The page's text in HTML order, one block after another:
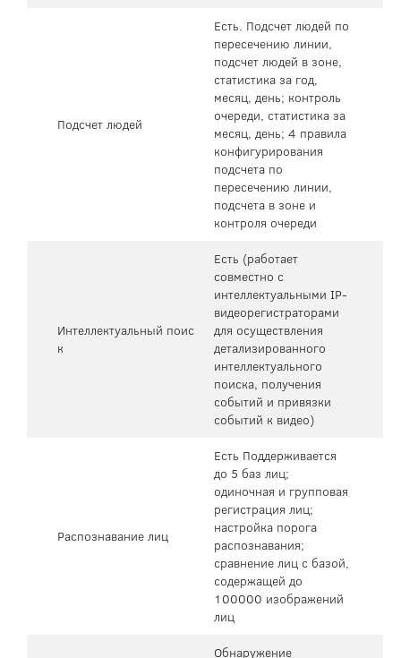
Подсчет людей
Есть. Подсчет людей по
пересечению линии,
подсчет людей в зоне,
статистика за год,
месяц, день; контроль
очереди, статистика за
месяц, день; 4 правила
конфигурирования
подсчета по
пересечению линии,
подсчета в зоне и
контроля очереди
Интеллектуальный поис
к
Есть (работает
совместно с
интеллектуальными IP-
видеорегистраторами
для осуществления
детализированного
интеллектуального
поиска, получения
событий и привязки
событий к видео)
Распознавание лиц
Есть Поддерживается
до 5 баз лиц;
одиночная и групповая
регистрация лиц;
настройка порога
распознавания;
сравнение лиц с базой,
содержащей до
100000 изображений
лиц
Обнаружение